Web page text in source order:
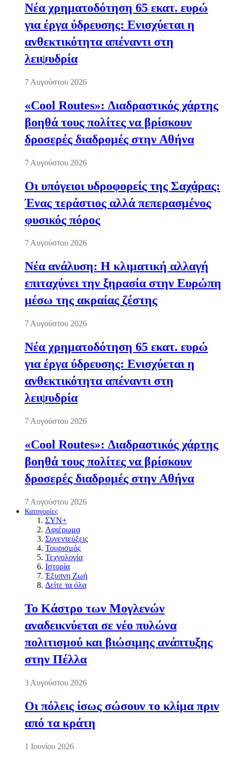
Νέα χρηματοδότηση 65 εκατ. ευρώ
για έργα ύδρευσης: Ενισχύεται η
ανθεκτικότητα απέναντι στη
λειψυδρία
7 Αυγούστου 2026
«Cool Routes»: Διαδραστικός χάρτης
βοηθά τους πολίτες να βρίσκουν
δροσερές διαδρομές στην Αθήνα
7 Αυγούστου 2026
Οι υπόγειοι υδροφορείς της Σαχάρας:
Ένας τεράστιος αλλά πεπερασμένος
φυσικός πόρος
7 Αυγούστου 2026
Νέα ανάλυση: Η κλιματική αλλαγή
επιταχύνει την ξηρασία στην Ευρώπη
μέσω της ακραίας ζέστης
7 Αυγούστου 2026
Νέα χρηματοδότηση 65 εκατ. ευρώ
για έργα ύδρευσης: Ενισχύεται η
ανθεκτικότητα απέναντι στη
λειψυδρία
7 Αυγούστου 2026
«Cool Routes»: Διαδραστικός χάρτης
βοηθά τους πολίτες να βρίσκουν
δροσερές διαδρομές στην Αθήνα
7 Αυγούστου 2026
Κατηγορίες
ΣΥΝ+
Αφιέρωμα
Συνεντεύξεις
Τουρισμός
Τεχνολογία
Ιστορία
Έξυπνη Ζωή
Δείτε τα όλα
Το Κάστρο των Μογλενών
αναδεικνύεται σε νέο πυλώνα
πολιτισμού και βιώσιμης ανάπτυξης
στην Πέλλα
3 Αυγούστου 2026
Οι πόλεις ίσως σώσουν το κλίμα πριν
από τα κράτη
1 Ιουνίου 2026